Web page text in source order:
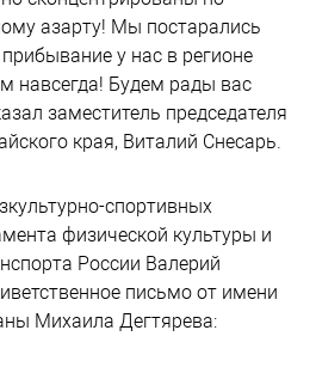
азарту! Мы постарались
у нас в регионе
навсегда! Будем рады вас
заместитель председателя
края, Виталий Снесарь.
спортивных
физической культуры и
России Валерий
письмо от имени
Михаила Дегтярева: